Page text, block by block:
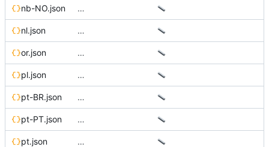
nb-NO.json …
nl.json …
or.json …
pl.json …
pt-BR.json …
pt-PT.json …
pt.json …